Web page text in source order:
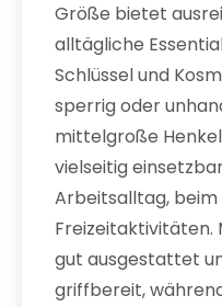
Größe bietet
alltägliche
Schlüssel und
sperrig oder
mittelgroße
vielseitig
Arbeitsalltag,
Freizeitaktivitäten.
gut ausgestattet
griffbereit,